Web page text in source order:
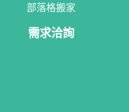
部落格搬家
需求洽詢